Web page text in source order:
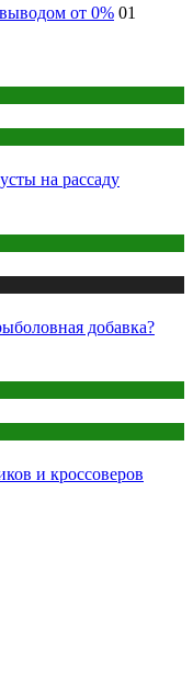
от 0% 01
на рассаду
добавка?
и кроссоверов